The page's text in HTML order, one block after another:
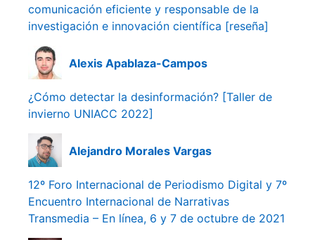
comunicación eficiente y responsable de la
investigación e innovación científica [reseña]
Alexis Apablaza-Campos
¿Cómo detectar la desinformación? [Taller de
invierno UNIACC 2022]
Alejandro Morales Vargas
12º Foro Internacional de Periodismo Digital y 7º
Encuentro Internacional de Narrativas
Transmedia – En línea, 6 y 7 de octubre de 2021